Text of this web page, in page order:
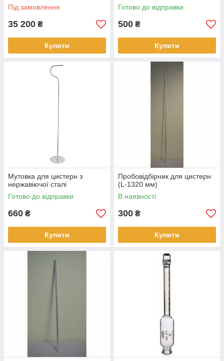
Під замовлення
35 200 ₴
Купити
Готово до відправки
500 ₴
Купити
Мутовка для цистерн з
нержавіючої сталі
Готово до відправки
660 ₴
Купити
Пробовідбірник для цистерн
(L-1320 мм)
В наявності
300 ₴
Купити